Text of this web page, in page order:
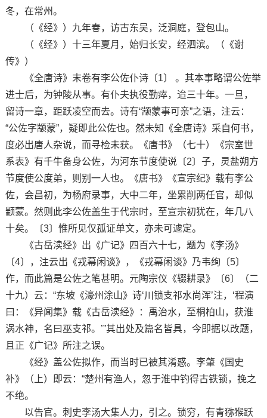
冬，在常州。
（《经》）九年春，访古东吴，泛洞庭，登包山。
（《经》）十三年夏月，始归长安，经泗滨。（《谢
传》）
《全唐诗》末卷有李公佐仆诗〔1〕 。其本事略谓公佐举
进士后，为钟陵从事。有仆夫执役勤瘁，迨三十年。一旦，
留诗一章，距跃凌空而去。诗有“颛蒙事可亲”之语，注云：
“公佐字颛蒙”，疑即此公佐也。然未知《全唐诗》采自何书，
度必出唐人杂说，而寻检未获。《唐书》（七十）《宗室世
系表》有千牛备身公佐，为河东节度使说〔2〕子，灵盐朔方
节度使公度弟，则别一人也。《唐书》《宣宗纪》载有李公
佐，会昌初，为杨府录事，大中二年，坐累削两任官，却似
颛蒙。然则此李公佐盖生于代宗时，至宣宗初犹在，年几八
十矣。〔3〕惟所见仅孤证单文，亦未可遽定。
《古岳渎经》出《广记》四百六十七，题为《李汤》
〔4〕，注云出《戎幕闲谈》，《戎幕闲谈》乃韦绚〔5〕
作，而此篇是公佐之笔甚明。元陶宗仪《辍耕录》〔6〕（二
十九）云：“东坡《濠州涂山》诗‘川锁支祁水尚浑’注，‘程演
曰：《异闻集》载《古岳渎经》：禹治水，至桐柏山，获淮
涡水神，名曰巫支祁。’”其出处及篇名皆具，今即据以改题，
且正《广记》所注之误。
《经》盖公佐拟作，而当时已被其淆惑。李肇《国史
补》（上）即云：“楚州有渔人，忽于淮中钓得古铁锁，挽之
不绝。
以告官。刺史李汤大集人力，引之。锁穷，有青猕猴跃